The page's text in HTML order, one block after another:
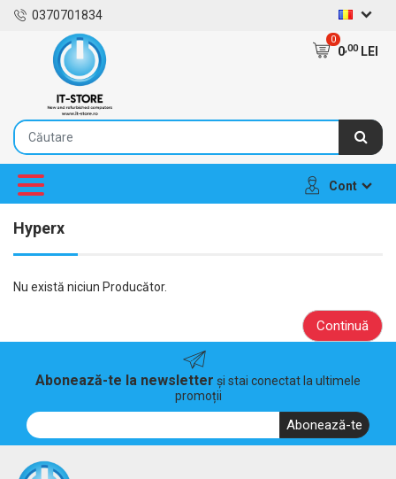
0370701834
0
0,00LEI
Cont
Hyperx
Nu există niciun Producător.
Continuă
Abonează-te la newsletter și stai conectat la ultimele
promoții
Abonează-te